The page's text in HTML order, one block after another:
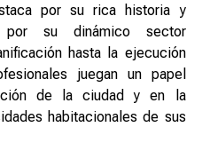
por su rica historia y
por su dinámico sector
hasta la ejecución
juegan un papel
de la ciudad y en la
habitacionales de sus